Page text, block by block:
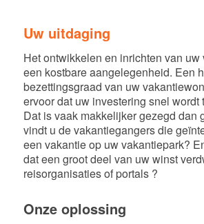
Uw uitdaging
Het ontwikkelen en inrichten van
een kostbare aangelegenheid. Een
bezettingsgraad van uw
ervoor dat uw investering snel wordt
Dat is vaak makkelijker gezegd dan
vindt u de vakantiegangers die
een vakantie op uw vakantiepark?
dat een groot deel van uw winst
reisorganisaties of portals ?
Onze oplossing